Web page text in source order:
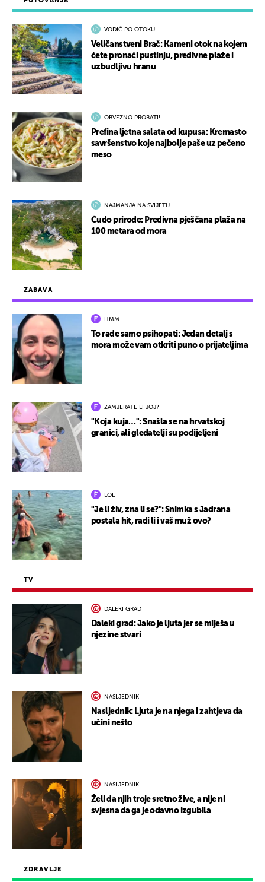
ZDRAVLJE
ZABAVA
HMM…
To rade samo psihopati: Jedan detalj s
mora može vam otkriti puno o prijateljima
ZAMJERATE LI JOJ?
"Koja kuja…": Snašla se na hrvatskoj
granici, ali gledatelji su podijeljeni
LOL
"Je li živ, zna li se?": Snimka s Jadrana
postala hit, radi li i vaš muž ovo?
TV
DALEKI GRAD
Daleki grad: Jako je ljuta jer se miješa u
njezine stvari
NASLJEDNIK
Nasljednik: Ljuta je na njega i zahtjeva da
učini nešto
NASLJEDNIK
Želi da njih troje sretno žive, a nije ni
svjesna da ga je odavno izgubila
VODIČ PO OTOKU
Veličanstveni Brač: Kameni otok na kojem
ćete pronaći pustinju, predivne plaže i
uzbudljivu hranu
OBVEZNO PROBATI!
Prefina ljetna salata od kupusa: Kremasto
savršenstvo koje najbolje paše uz pečeno
meso
NAJMANJA NA SVIJETU
Čudo prirode: Predivna pješčana plaža na
100 metara od mora